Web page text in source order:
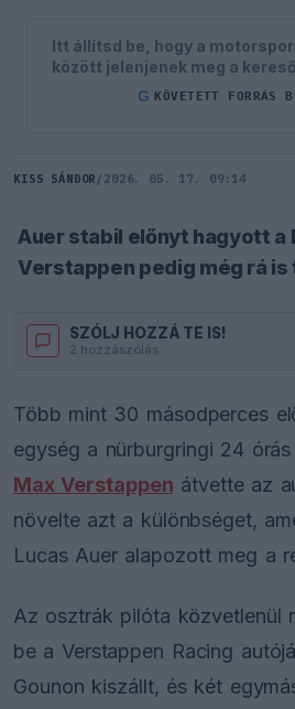
Itt állítsd be, hogy a
között jelenjenek meg a
G KÖVETETT FORRÁS
KISS SÁNDOR / 2026. 05. 17. 09:14
Auer stabil előnyt hagyott a
Verstappen pedig még rá
SZÓLJ HOZZÁ TE IS!
2 hozzászólás.
Több mint 30 másodperces
egység a nürburgringi 24
Max Verstappen átvette az
növelte azt a különbséget,
Lucas Auer alapozott meg a
Az osztrák pilóta közvetlenül
be a Verstappen Racing
Gounon kiszállt, és két